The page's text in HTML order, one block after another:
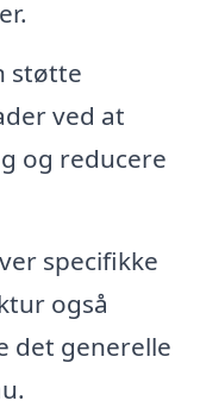
støtte
ved at
og reducere
specifikke
også
det generelle